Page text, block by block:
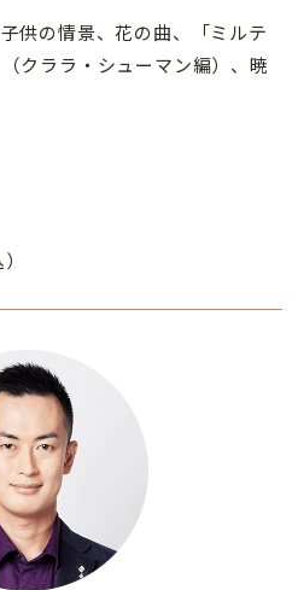
供の情景、花の曲、「ミルテ
クララ・シューマン編）、暁